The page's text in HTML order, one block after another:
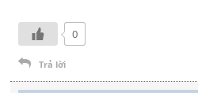
0
Trả lời